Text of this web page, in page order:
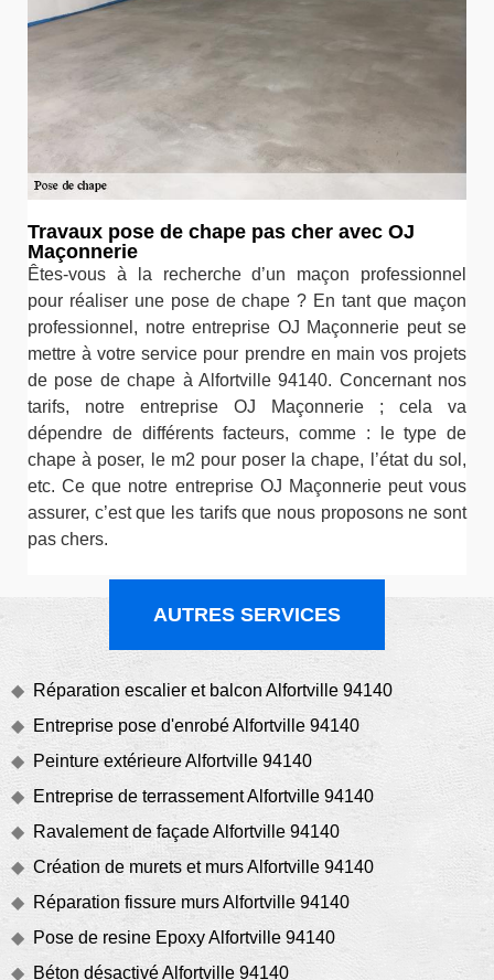
Travaux pose de chape pas cher avec OJ
Maçonnerie
Êtes-vous à la recherche d’un maçon professionnel
pour réaliser une pose de chape ? En tant que maçon
professionnel, notre entreprise OJ Maçonnerie peut se
mettre à votre service pour prendre en main vos projets
de pose de chape à Alfortville 94140. Concernant nos
tarifs, notre entreprise OJ Maçonnerie ; cela va
dépendre de différents facteurs, comme : le type de
chape à poser, le m2 pour poser la chape, l’état du sol,
etc. Ce que notre entreprise OJ Maçonnerie peut vous
assurer, c’est que les tarifs que nous proposons ne sont
pas chers.
AUTRES SERVICES
Réparation escalier et balcon Alfortville 94140
Entreprise pose d'enrobé Alfortville 94140
Peinture extérieure Alfortville 94140
Entreprise de terrassement Alfortville 94140
Ravalement de façade Alfortville 94140
Création de murets et murs Alfortville 94140
Réparation fissure murs Alfortville 94140
Pose de resine Epoxy Alfortville 94140
Béton désactivé Alfortville 94140